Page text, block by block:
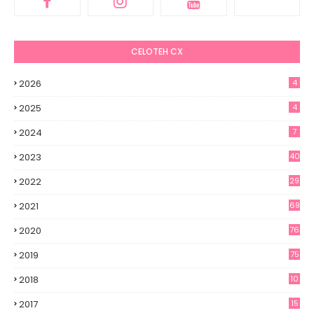
CELOTEH CX
2026 4
2025 4
2024 7
2023 40
2022 29
2021 69
2020 76
2019 75
2018 10
2017 15